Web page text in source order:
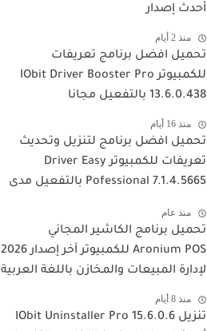
أحدث إصدار
منذ 2 أيام
تحميل افضل برنامج تعريفات
للكمبيوتر IObit Driver Booster Pro
13.6.0.438 بالتفعيل مجانا
منذ 16 أيام
تحميل افضل برنامج لتنزيل وتحديث
تعريفات للكمبيوتر Driver Easy
Pofessional 7.1.4.5665 بالتفعيل مدى
منذ عام
تحميل برنامج الكاشير المجاني
Aronium POS للكمبيوتر آخر إصدار 2026
لإدارة المبيعات والمخازن باللغة العربية
منذ 8 أيام
تنزيل IObit Uninstaller Pro 15.6.0.6